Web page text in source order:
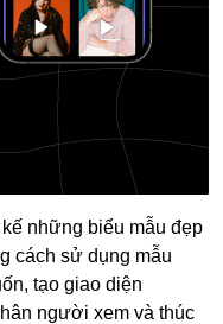
những biểu mẫu đẹp
cách sử dụng mẫu
tạo giao diện
người xem và thúc